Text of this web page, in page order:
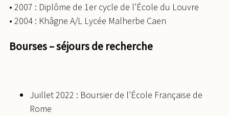
• 2007 : Diplôme de 1er cycle de l’École du Louvre
• 2004 : Khâgne A/L Lycée Malherbe Caen
Bourses – séjours de recherche
Juillet 2022 : Boursier de l’École Française de
Rome